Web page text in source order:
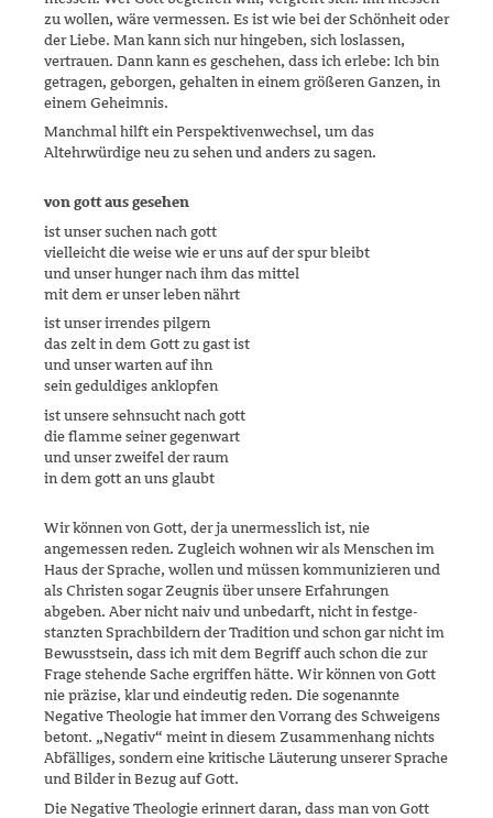
zu wollen, wäre vermessen. Es ist wie bei der Schönheit oder
der Liebe. Man kann sich nur hingeben, sich loslassen,
vertrauen. Dann kann es geschehen, dass ich erlebe: Ich bin
getragen, geborgen, gehalten in einem größeren Ganzen, in
einem Geheimnis.
Manchmal hilft ein Perspektivenwechsel, um das
Altehrwürdige neu zu sehen und anders zu sagen.
von gott aus gesehen
ist unser suchen nach gott
vielleicht die weise wie er uns auf der spur bleibt
und unser hunger nach ihm das mittel
mit dem er unser leben nährt
ist unser irrendes pilgern
das zelt in dem Gott zu gast ist
und unser warten auf ihn
sein geduldiges anklopfen
ist unsere sehnsucht nach gott
die flamme seiner gegenwart
und unser zweifel der raum
in dem gott an uns glaubt
Wir können von Gott, der ja unermesslich ist, nie
angemessen reden. Zugleich wohnen wir als Menschen im
Haus der Sprache, wollen und müssen kommunizieren und
als Christen sogar Zeugnis über unsere Erfahrungen
abgeben. Aber nicht naiv und unbedarft, nicht in festge­
stanzten Sprachbildern der Tradition und schon gar nicht im
Bewusst­sein, dass ich mit dem Begriff auch schon die zur
Frage stehende Sache ergriffen hätte. Wir können von Gott
nie präzise, klar und eindeutig reden. Die sogenannte
Negative Theologie hat immer den Vorrang des Schweigens
betont. „Negativ“ meint in diesem Zusammenhang nichts
Abfälliges, sondern eine kritische Läuterung unserer Sprache
und Bilder in Bezug auf Gott.
Die Negative Theologie erinnert daran, dass man von Gott